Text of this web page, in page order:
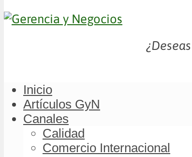
Inicio
Artículos GyN
Canales
Calidad
Comercio Internacional